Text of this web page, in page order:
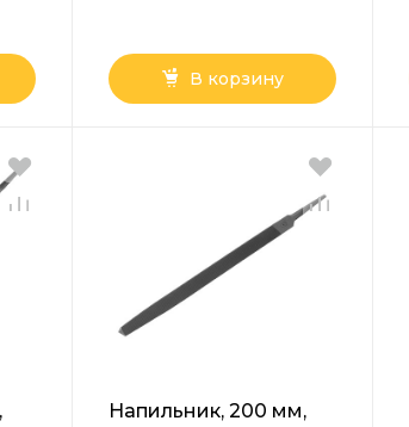
В корзину
Напильник, 200 мм,